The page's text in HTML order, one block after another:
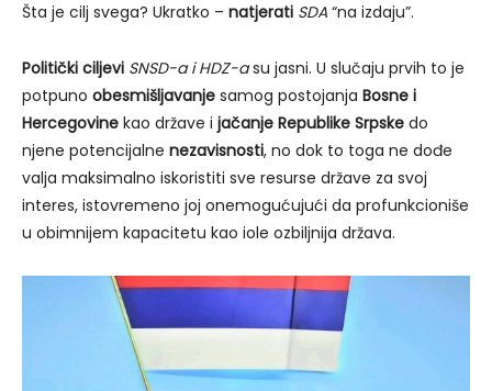
Šta je cilj svega? Ukratko – natjerati SDA “na izdaju”.
Politički ciljevi SNSD-a i HDZ-asu jasni. U slučaju prvih to je
potpuno obesmišljavanje samog postojanja Bosne i
Hercegovine kao države i jačanje Republike Srpske do
njene potencijalne nezavisnosti, no dok to toga ne dođe
valja maksimalno iskoristiti sve resurse države za svoj
interes, istovremeno joj onemogućujući da profunkcioniše
u obimnijem kapacitetu kao iole ozbiljnija država.